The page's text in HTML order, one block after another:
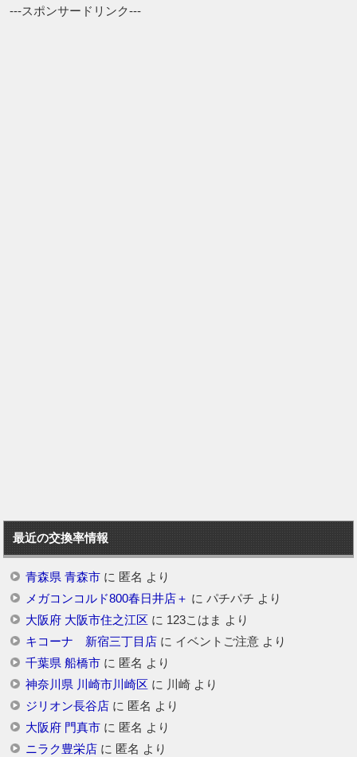
---スポンサードリンク---
最近の交換率情報
青森県 青森市に 匿名 より
メガコンコルド800春日井店＋ に パチパチ より
大阪府 大阪市住之江区 に 123こはま より
キコーナ 新宿三丁目店に イベントご注意より
千葉県 船橋市に 匿名 より
神奈川県 川崎市川崎区 に 川崎より
ジリオン長谷店に 匿名 より
大阪府 門真市に 匿名 より
ニラク豊栄店に 匿名 より